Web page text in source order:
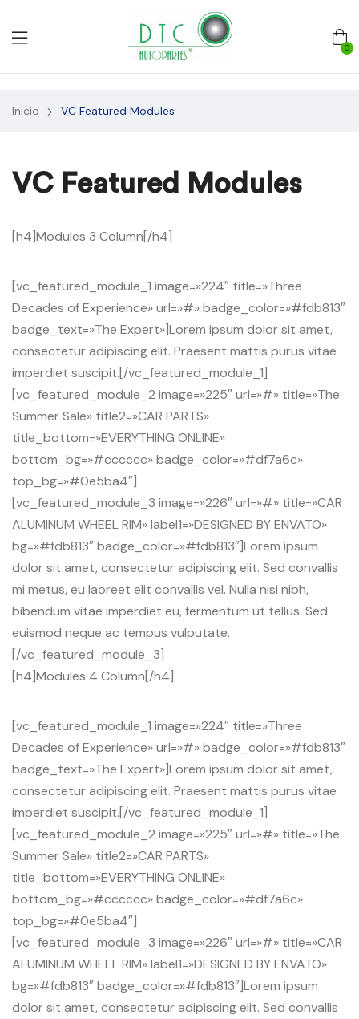
0
Inicio VC Featured Modules
VC Featured Modules
[h4]Modules 3 Column[/h4]
[vc_featured_module_1 image=»224″ title=»Three
Decades of Experience» url=»#» badge_color=»#fdb813″
badge_text=»The Expert»]Lorem ipsum dolor sit amet,
consectetur adipiscing elit. Praesent mattis purus vitae
imperdiet suscipit.[/vc_featured_module_1]
[vc_featured_module_2 image=»225″ url=»#» title=»The
Summer Sale» title2=»CAR PARTS»
title_bottom=»EVERYTHING ONLINE»
bottom_bg=»#cccccc» badge_color=»#df7a6c»
top_bg=»#0e5ba4″]
[vc_featured_module_3 image=»226″ url=»#» title=»CAR
ALUMINUM WHEEL RIM» label1=»DESIGNED BY ENVATO»
bg=»#fdb813″ badge_color=»#fdb813″]Lorem ipsum
dolor sit amet, consectetur adipiscing elit. Sed convallis
mi metus, eu laoreet elit convallis vel. Nulla nisi nibh,
bibendum vitae imperdiet eu, fermentum ut tellus. Sed
euismod neque ac tempus vulputate.
[/vc_featured_module_3]
[h4]Modules 4 Column[/h4]
[vc_featured_module_1 image=»224″ title=»Three
Decades of Experience» url=»#» badge_color=»#fdb813″
badge_text=»The Expert»]Lorem ipsum dolor sit amet,
consectetur adipiscing elit. Praesent mattis purus vitae
imperdiet suscipit.[/vc_featured_module_1]
[vc_featured_module_2 image=»225″ url=»#» title=»The
Summer Sale» title2=»CAR PARTS»
title_bottom=»EVERYTHING ONLINE»
bottom_bg=»#cccccc» badge_color=»#df7a6c»
top_bg=»#0e5ba4″]
[vc_featured_module_3 image=»226″ url=»#» title=»CAR
ALUMINUM WHEEL RIM» label1=»DESIGNED BY ENVATO»
bg=»#fdb813″ badge_color=»#fdb813″]Lorem ipsum
dolor sit amet, consectetur adipiscing elit. Sed convallis